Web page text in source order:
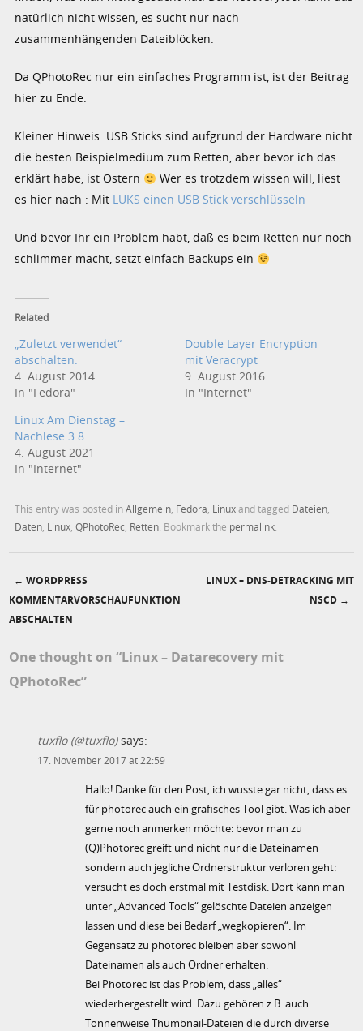
natürlich nicht wissen, es sucht nur nach
zusammenhängenden Dateiblöcken.
Da QPhotoRec nur ein einfaches Programm ist, ist der Beitrag
hier zu Ende.
Kleiner Hinweis: USB Sticks sind aufgrund der Hardware nicht
die besten Beispielmedium zum Retten, aber bevor ich das
erklärt habe, ist Ostern
Wer es trotzdem wissen will, liest
es hier nach : Mit LUKS einen USB Stick verschlüsseln
Und bevor Ihr ein Problem habt, daß es beim Retten nur noch
schlimmer macht, setzt einfach Backups ein
Related
„Zuletzt verwendet“
abschalten.
4. August 2014
In "Fedora"
Double Layer Encryption
mit Veracrypt
9. August 2016
In "Internet"
Linux Am Dienstag –
Nachlese 3.8.
4. August 2021
In "Internet"
This entry was posted inAllgemein, Fedora, Linuxand tagged Dateien,
Daten, Linux,QPhotoRec, Retten. Bookmark the permalink.
Post navigation
← WORDPRESS
KOMMENTARVORSCHAUFUNKTION
ABSCHALTEN
LINUX – DNS-DETRACKING MIT
NSCD →
One thought on “Linux – Datarecovery mit
QPhotoRec”
tuxflo (@tuxflo) says:
17. November 2017 at 22:59
Hallo! Danke für den Post, ich wusste gar nicht, dass es
für photorec auch ein grafisches Tool gibt. Was ich aber
gerne noch anmerken möchte: bevor man zu
(Q)Photorec greift und nicht nur die Dateinamen
sondern auch jegliche Ordnerstruktur verloren geht:
versucht es doch erstmal mit Testdisk. Dort kann man
unter „Advanced Tools“ gelöschte Dateien anzeigen
lassen und diese bei Bedarf „wegkopieren“. Im
Gegensatz zu photorec bleiben aber sowohl
Dateinamen als auch Ordner erhalten.
Bei Photorec ist das Problem, dass „alles“
wiederhergestellt wird. Dazu gehören z.B. auch
Tonnenweise Thumbnail-Dateien die durch diverse